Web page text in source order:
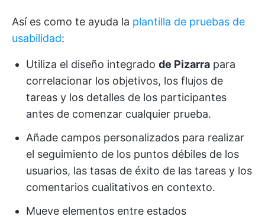
Así es como te ayuda la plantilla de pruebas de
usabilidad:
Utiliza el diseño integrado de Pizarra para
correlacionar los objetivos, los flujos de
tareas y los detalles de los participantes
antes de comenzar cualquier prueba.
Añade campos personalizados para realizar
el seguimiento de los puntos débiles de los
usuarios, las tasas de éxito de las tareas y los
comentarios cualitativos en contexto.
Mueve elementos entre estados